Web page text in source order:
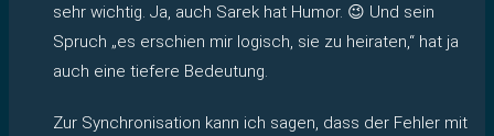
sehr wichtig. Ja, auch Sarek hat Humor. 😉 Und sein
Spruch „es erschien mir logisch, sie zu heiraten,“ hat ja
auch eine tiefere Bedeutung.
Zur Synchronisation kann ich sagen, dass der Fehler mit